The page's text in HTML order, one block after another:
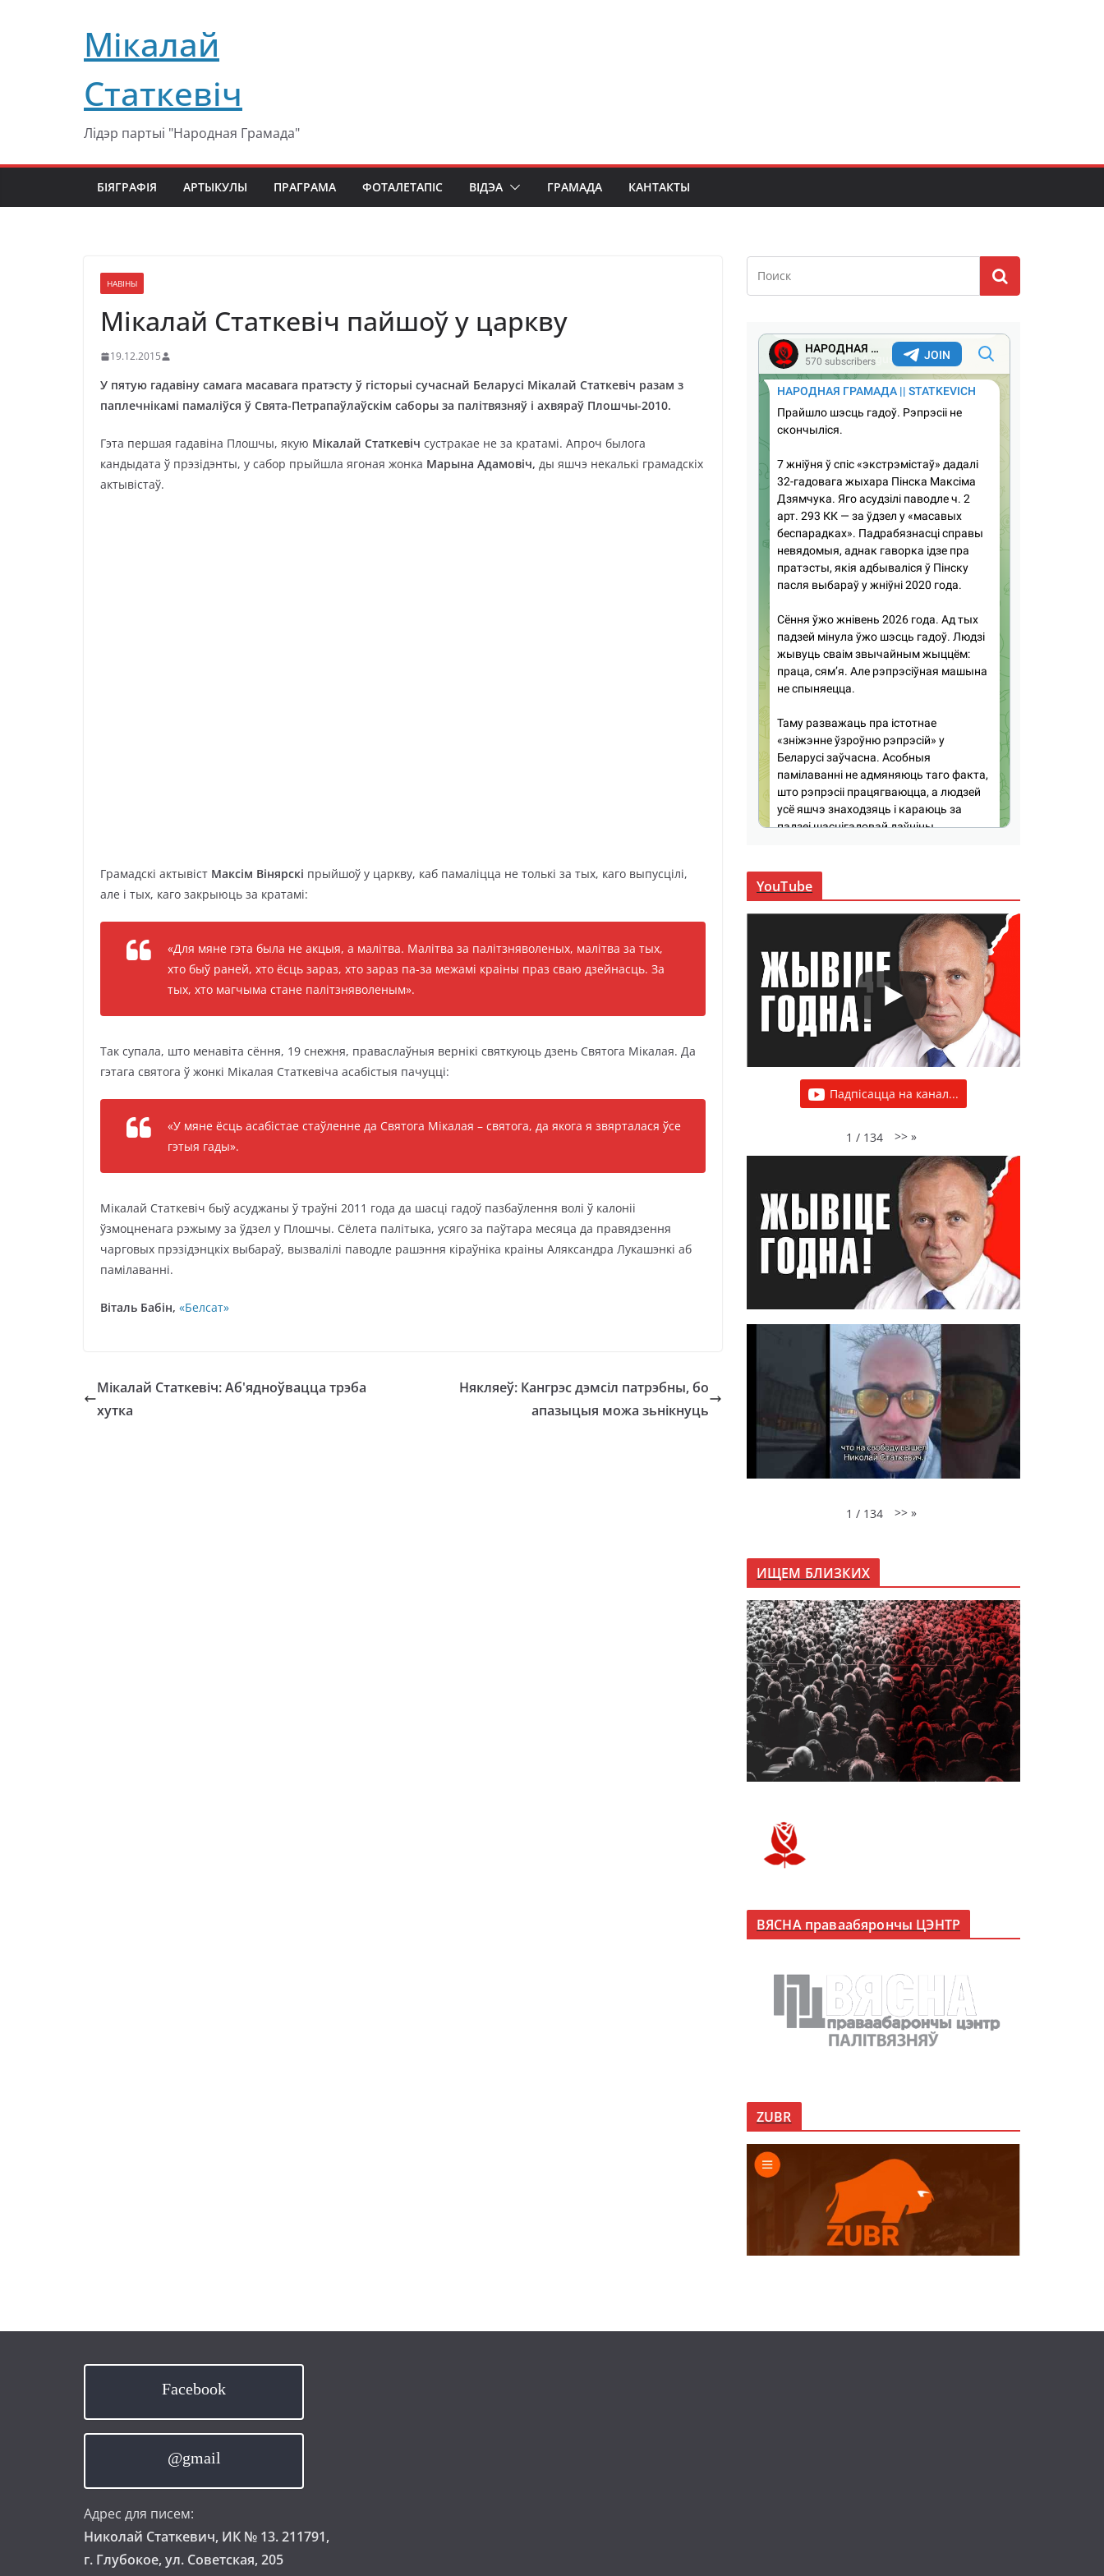
содержимомуМікалай
Статкевіч
Лідэр партыі "Народная Грамада"
БІЯГРАФІЯ АРТЫКУЛЫ ПРАГРАМА ФОТАЛЕТАПІС ВІДЭА ГРАМАДА КАНТАКТЫ
НАВІНЫ
Мікалай Статкевіч пайшоў у царкву
19.12.2015
У пятую гадавіну самага масавага пратэсту ў гісторыі сучаснай Беларусі Мікалай Статкевіч разам з
паплечнікамі памаліўся ў Свята-Петрапаўлаўскім саборы за палітвязняў і ахвяраў Плошчы-2010.
Гэта першая гадавіна Плошчы, якую Мікалай Статкевіч сустракае не за кратамі. Апроч былога
кандыдата ў прэзідэнты, у сабор прыйшла ягоная жонка Марына Адамовіч, ды яшчэ некалькі грамадскіх
актывістаў.
Грамадскі актывіст Максім Вінярскі прыйшоў у царкву, каб памаліцца не толькі за тых, каго выпусцілі,
але і тых, каго закрыюць за кратамі:
«Для мяне гэта была не акцыя, а малітва. Малітва за палітзняволеных, малітва за тых,
хто быў раней, хто ёсць зараз, хто зараз па-за межамі краіны праз сваю дзейнасць. За
тых, хто магчыма стане палітзняволеным».
Так супала, што менавіта сёння, 19 снежня, праваслаўныя вернікі святкуюць дзень Святога Мікалая. Да
гэтага святога ў жонкі Мікалая Статкевіча асабістыя пачуцці:
«У мяне ёсць асабістае стаўленне да Святога Мікалая – святога, да якога я звярталася ўсе
гэтыя гады».
Мікалай Статкевіч быў асуджаны ў траўні 2011 года да шасці гадоў пазбаўлення волі ў калоніі
ўзмоцненага рэжыму за ўдзел у Плошчы. Сёлета палітыка, усяго за паўтара месяца да правядзення
чарговых прэзідэнцкіх выбараў, вызвалілі паводле рашэння кіраўніка краіны Аляксандра Лукашэнкі аб
памілаванні.
Віталь Бабін, «Белсат»
Мікалай Статкевіч: Аб'ядноўвацца трэба
хутка
Някляеў: Кангрэс дэмсіл патрэбны, бо
апазыцыя можа зьнікнуць
YouTube
Падпісацца на канал...
1 / 134 >> »
1 / 134 >> »
ИЩЕМ БЛИЗКИХ
ВЯСНА праваабярончы ЦЭНТР
ZUBR
Facebook
@gmail
Адрес для писем:
Николай Статкевич, ИК № 13. 211791,
г. Глубокое, ул. Советская, 205